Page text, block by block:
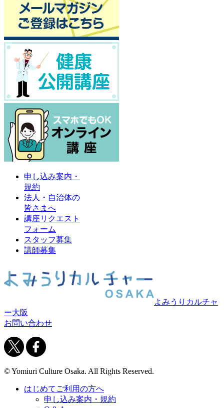
申し込み案内・
規約
法人・自治体の
皆さまへ
講座リクエスト
フォーム
スタッフ募集
講師募集
よみうりカルチャ
ー大阪
お問い合わせ
© Yomiuri Culture Osaka. All Rights Reserved.
はじめてご利用の方へ
申し込み案内・規約